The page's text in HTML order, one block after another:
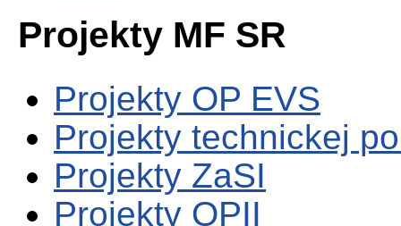
Projekty MF SR
Projekty OP EVS
Projekty technickej
Projekty ZaSI
Projekty OPII